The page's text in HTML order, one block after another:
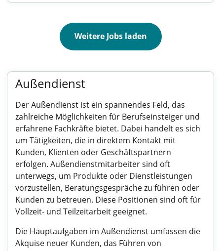
Weitere Jobs laden
Außendienst
Der Außendienst ist ein spannendes Feld, das
zahlreiche Möglichkeiten für Berufseinsteiger und
erfahrene Fachkräfte bietet. Dabei handelt es sich
um Tätigkeiten, die in direktem Kontakt mit
Kunden, Klienten oder Geschäftspartnern
erfolgen. Außendienstmitarbeiter sind oft
unterwegs, um Produkte oder Dienstleistungen
vorzustellen, Beratungsgespräche zu führen oder
Kunden zu betreuen. Diese Positionen sind oft für
Vollzeit- und Teilzeitarbeit geeignet.
Die Hauptaufgaben im Außendienst umfassen die
Akquise neuer Kunden, das Führen von